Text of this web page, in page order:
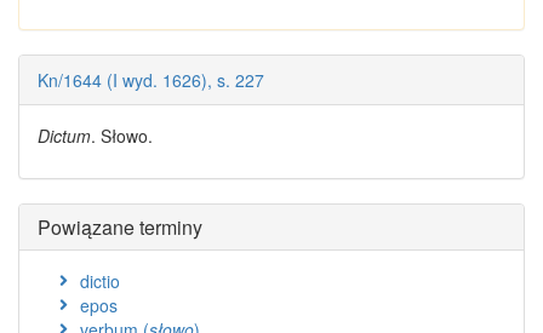
Kn/1644 (I wyd. 1626), s. 227
Dictum. Słowo.
Powiązane terminy
dictio
epos